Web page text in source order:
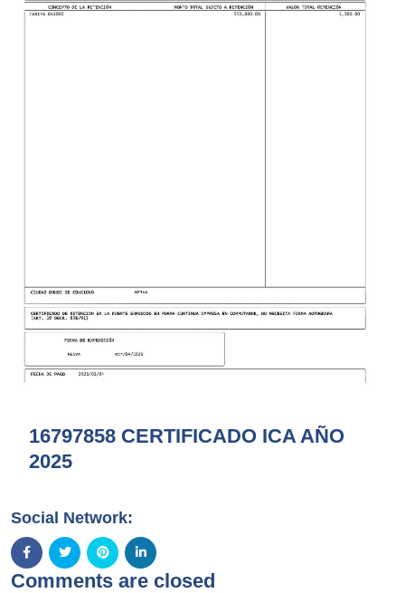
16797858 CERTIFICADO ICA AÑO
2025
Social Network:
Comments are closed